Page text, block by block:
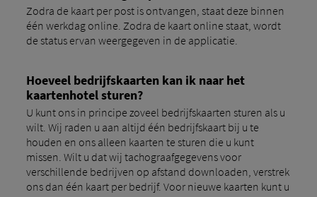
Zodra de kaart per post is ontvangen, staat deze binnen
één werkdag online. Zodra de kaart online staat, wordt
de status ervan weergegeven in de applicatie.
Hoeveel bedrijfskaarten kan ik naar het
kaartenhotel sturen?
U kunt ons in principe zoveel bedrijfskaarten sturen als u
wilt. Wij raden u aan altijd één bedrijfskaart bij u te
houden en ons alleen kaarten te sturen die u kunt
missen. Wilt u dat wij tachograafgegevens voor
verschillende bedrijven op afstand downloaden, verstrek
ons ​​dan één kaart per bedrijf. Voor nieuwe kaarten kunt u